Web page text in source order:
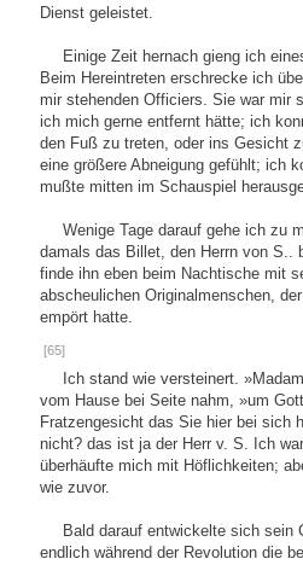
Dienst geleistet.
Einige Zeit hernach gieng ich
Beim Hereintreten erschrecke ich
mir stehenden Officiers. Sie war mir
ich mich gerne entfernt hätte; ich
den Fuß zu treten, oder ins Gesicht
eine größere Abneigung gefühlt; ich
mußte mitten im Schauspiel
Wenige Tage darauf gehe ich zu
damals das Billet, den Herrn von S..
finde ihn eben beim Nachtische mit
abscheulichen Originalmenschen,
empört hatte.
[65]
Ich stand wie versteinert.
vom Hause bei Seite nahm, »um
Fratzengesicht das Sie hier bei sich
nicht? das ist ja der Herr v. S. Ich
überhäufte mich mit Höflichkeiten;
wie zuvor.
Bald darauf entwickelte sich sein
endlich während der Revolution die